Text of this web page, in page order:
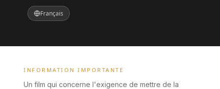
Français
INFORMATION IMPORTANTE
Un film qui concerne l'exigence de mettre de la